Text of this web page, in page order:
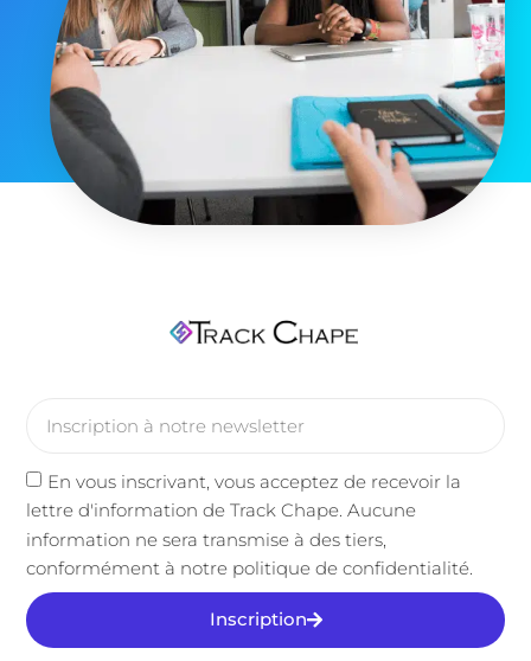
En vous inscrivant, vous acceptez de recevoir la
lettre d'information de Track Chape. Aucune
information ne sera transmise à des tiers,
conformément à notre politique de confidentialité.
Inscription